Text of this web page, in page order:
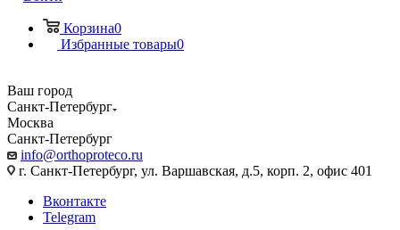
Корзина0
Избранные товары0
Ваш город
Санкт-Петербург
Москва
Санкт-Петербург
info@orthoproteco.ru
г. Санкт-Петербург, ул. Варшавская, д.5, корп. 2, офис 401
Вконтакте
Telegram